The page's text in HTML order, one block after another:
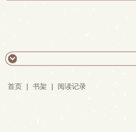
首页 书架 阅读记录